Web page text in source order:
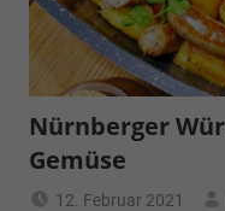
Nürnberger
Gemüse
12. Februar 2021